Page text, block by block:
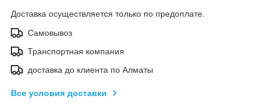
Доставка осуществляется только по предоплате.
Самовывоз
Транспортная компания
доставка до клиента по Алматы
Все условия доставки